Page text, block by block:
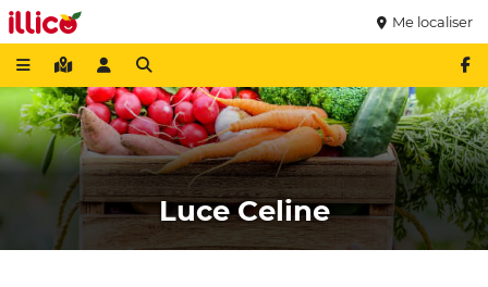
Me localiser
Luce Celine